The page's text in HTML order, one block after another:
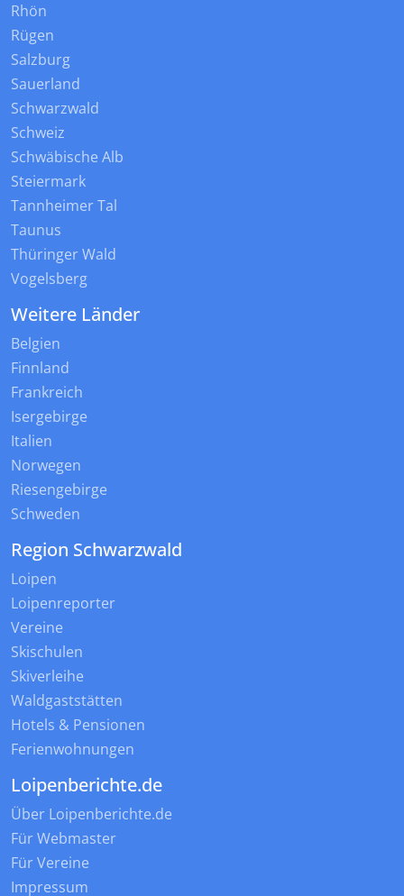
Rhön
Rügen
Salzburg
Sauerland
Schwarzwald
Schweiz
Schwäbische Alb
Steiermark
Tannheimer Tal
Taunus
Thüringer Wald
Vogelsberg
Weitere Länder
Belgien
Finnland
Frankreich
Isergebirge
Italien
Norwegen
Riesengebirge
Schweden
Region Schwarzwald
Loipen
Loipenreporter
Vereine
Skischulen
Skiverleihe
Waldgaststätten
Hotels & Pensionen
Ferienwohnungen
Loipenberichte.de
Über Loipenberichte.de
Für Webmaster
Für Vereine
Impressum